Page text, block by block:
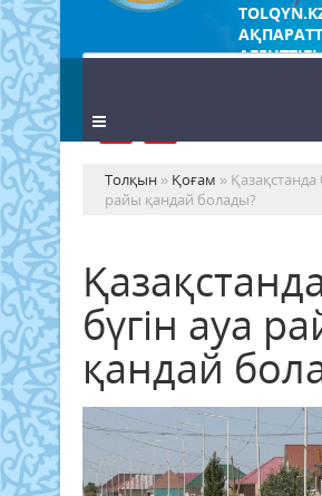
АГЕНТТІГІ
Толқын » Қоғам » Қазақстанда
райы қандай болады?
Қазақстанда
бүгін ауа
қандай